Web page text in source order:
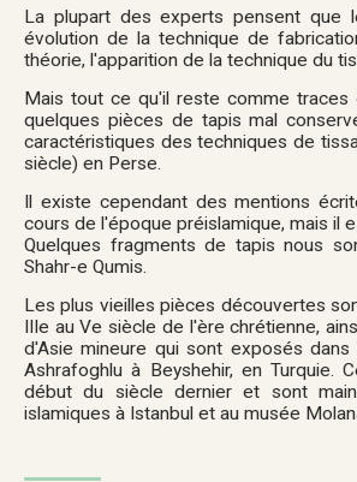
La plupart des experts pensent que
évolution de la technique de
théorie, l'apparition de la technique du
Mais tout ce qu'il reste comme
quelques pièces de tapis mal
caractéristiques des techniques de
siècle) en Perse.
Il existe cependant des mentions
cours de l'époque préislamique, mais il
Quelques fragments de tapis nous
Shahr-e Qumis.
Les plus vieilles pièces découvertes
IIIe au Ve siècle de l'ère chrétienne,
d'Asie mineure qui sont exposés
Ashrafoghlu à Beyshehir, en Turquie.
début du siècle dernier et sont
islamiques à Istanbul et au musée